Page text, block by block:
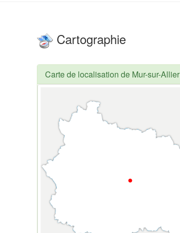
Cartographie
Carte de localisation de Mur-sur-Allier